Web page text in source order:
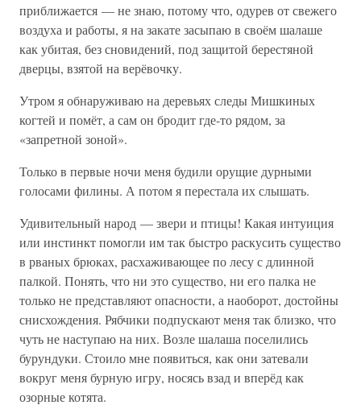
приближается — не знаю, потому что, одурев от свежего
воздуха и работы, я на закате засыпаю в своём шалаше
как убитая, без сновидений, под защитой берестяной
дверцы, взятой на верёвочку.
Утром я обнаруживаю на деревьях следы Мишкиных
когтей и помёт, а сам он бродит где-то рядом, за
«запретной зоной».
Только в первые ночи меня будили орущие дурными
голосами филины. А потом я перестала их слышать.
Удивительный народ — звери и птицы! Какая интуиция
или инстинкт помогли им так быстро раскусить существо
в рваных брюках, расхаживающее по лесу с длинной
палкой. Понять, что ни это существо, ни его палка не
только не представляют опасности, а наоборот, достойны
снисхождения. Рябчики подпускают меня так близко, что
чуть не наступаю на них. Возле шалаша поселились
бурундуки. Стоило мне появиться, как они затевали
вокруг меня бурную игру, носясь взад и вперёд как
озорные котята.